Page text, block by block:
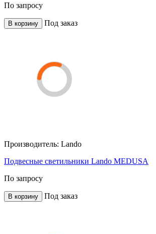
По запросу
В корзину Под заказ
Производитель: Lando
Подвесные светильники Lando MEDUSA
По запросу
В корзину Под заказ